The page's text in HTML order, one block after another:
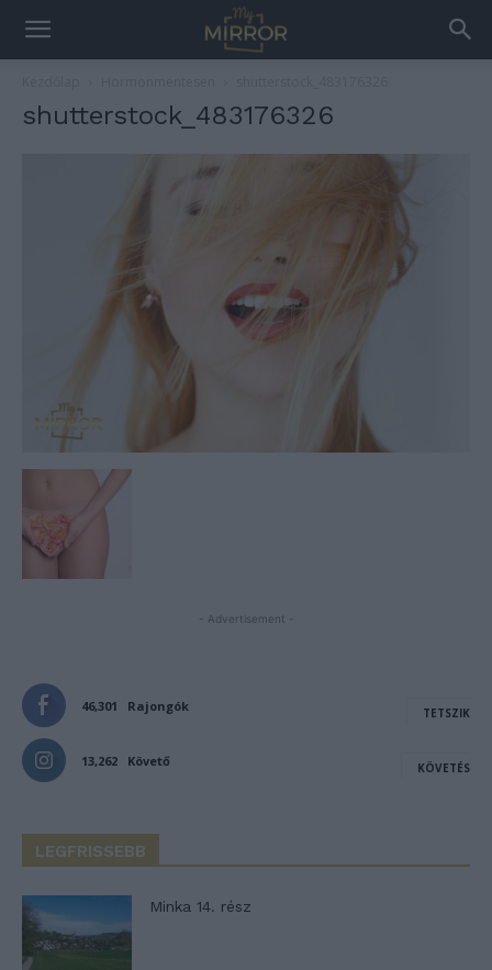
shutterstock_483176326
- Advertisement -
46,301 Rajongók TETSZIK
13,262 Követő KÖVETÉS
LEGFRISSEBB
Minka 14. rész